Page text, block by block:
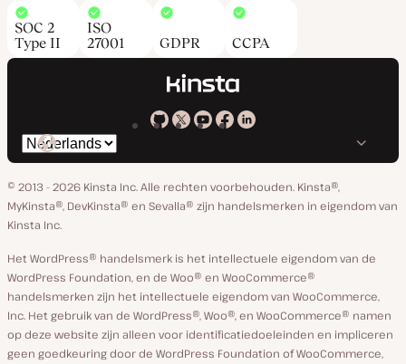
SOC 2
Type II
ISO
27001
GDPR CCPA
Kinsta
GitHub
Kinsta
X
Kinsta
YouTube
Kinsta
Facebook
Kinsta
Linkedin
Selecteer
taal
© 2013 - 2026 Kinsta Inc. Alle rechten voorbehouden. Kinsta®,
MyKinsta®, DevKinsta® en Sevalla® zijn handelsmerken in eigendom van
Kinsta Inc.
Het WordPress® handelsmerk is het intellectuele eigendom van de
WordPress Foundation, en de Woo® en WooCommerce®
handelsmerken zijn het intellectuele eigendom van WooCommerce,
Inc. Het gebruik van de WordPress®, Woo®, en WooCommerce® namen
op deze website zijn alleen voor identificatiedoeleinden en impliceren
geen goedkeuring door de WordPress Foundation of WooCommerce,